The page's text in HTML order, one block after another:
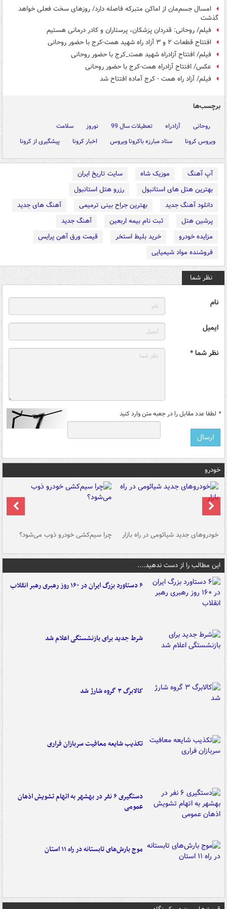
امسال جسم‌مان از اماکن متبرکه فاصله دارد/ روزهای سخت فعلی خواهد
گذشت
فیلم/ روحانی: قدردان پزشکان، پرستاران و کادر درمانی هستیم
افتتاح قطعات ۲ و ۳ آزاد راه شهید همت-کرج با حضور روحانی
فیلم/ افتتاح آزادراه شهید همت_کرج با حضور روحانی
عکس/ افتتاح آزادراه همت-کرج با حضور روحانی
فیلم/ آزاد راه همت - کرج آماده افتتاح شد
برچسب‌ها
روحانی آزادراه تعطیلات سال 99 نوروز
سلامت
ویروس کرونا
ستاد مبارزه باکرونا ویروس اخبار کرونا پیشگیری از کرونا
آپ آهنگ موزیک شاه
سایت تاریخ ایران
بهترین هتل های استانبول
رزرو هتل استانبول
دانلود آهنگ جدید
بهترین جراح بینی ترمیمی
آهنگ های جدید
پرشین هتل
ثبت نام بیمه اربعین
آهنگ جدید
مزایده خودرو
خرید بلیط استخر
قیمت ورق آهن پرایس
فروشنده مواد شیمیایی
نظر شما
نام
ایمیل
نظر شما *
* لطفا عدد مقابل را در جعبه متن وارد کنید
خودرو
خودروهای جدید شیائومی در راه بازار چرا سیم‌کشی خودرو ذوب می‌شود؟
این مطالب را از دست ندهید....
۶ دستاورد بزرگ ایران در ۱۶۰ روز رهبری رهبر انقلاب
شرط جدید برای بازنشستگی اعلام شد
کالابرگ ۳ گروه شارژ شد
تکذیب شایعه معافیت سربازان فراری
دستگیری ۶ نفر در بهشهر به اتهام تشویش اذهان
عمومی
موج بارش‌های تابستانه در راه ۱۱ استان